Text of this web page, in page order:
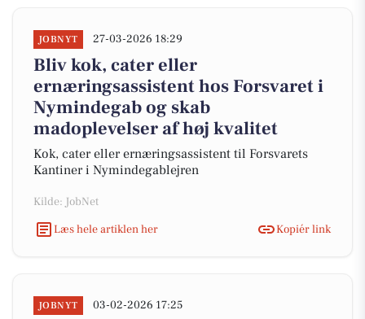
JOBNYT 27-03-2026 18:29
Bliv kok, cater eller
ernæringsassistent hos Forsvaret i
Nymindegab og skab
madoplevelser af høj kvalitet
Kok, cater eller ernæringsassistent til Forsvarets
Kantiner i Nymindegablejren
Kilde: JobNet
Læs hele artiklen her
Kopiér link
JOBNYT 03-02-2026 17:25